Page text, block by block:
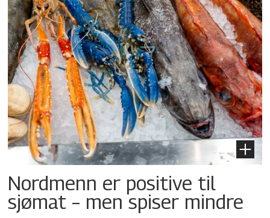
Nordmenn er positive til
sjømat – men spiser mindre